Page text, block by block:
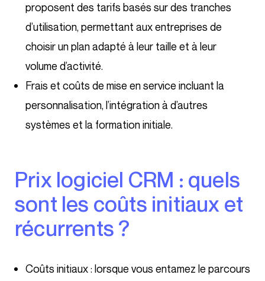
proposent des tarifs basés sur des tranches
d’utilisation, permettant aux entreprises de
choisir un plan adapté à leur taille et à leur
volume d’activité.
Frais et coûts de mise en service incluant la
personnalisation, l’intégration à d’autres
systèmes et la formation initiale.
Prix logiciel CRM : quels
sont les coûts initiaux et
récurrents ?
Coûts initiaux : lorsque vous entamez le parcours